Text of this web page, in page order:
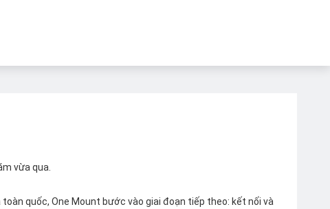
vừa qua.
quốc, One Mount bước vào giai đoạn tiếp theo: kết nối và